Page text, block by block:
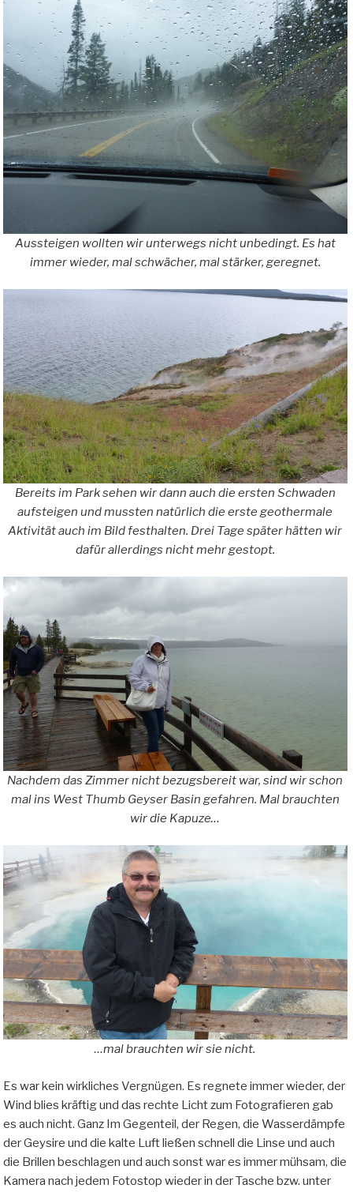
Aussteigen wollten wir unterwegs nicht unbedingt. Es hat
immer wieder, mal schwächer, mal stärker, geregnet.
Bereits im Park sehen wir dann auch die ersten Schwaden
aufsteigen und mussten natürlich die erste geothermale
Aktivität auch im Bild festhalten. Drei Tage später hätten wir
dafür allerdings nicht mehr gestopt.
Nachdem das Zimmer nicht bezugsbereit war, sind wir schon
mal ins West Thumb Geyser Basin gefahren. Mal brauchten
wir die Kapuze…
…mal brauchten wir sie nicht.
Es war kein wirkliches Vergnügen. Es regnete immer wieder, der
Wind blies kräftig und das rechte Licht zum Fotografieren gab
es auch nicht. Ganz Im Gegenteil, der Regen, die Wasserdämpfe
der Geysire und die kalte Luft ließen schnell die Linse und auch
die Brillen beschlagen und auch sonst war es immer mühsam, die
Kamera nach jedem Fotostop wieder in der Tasche bzw. unter